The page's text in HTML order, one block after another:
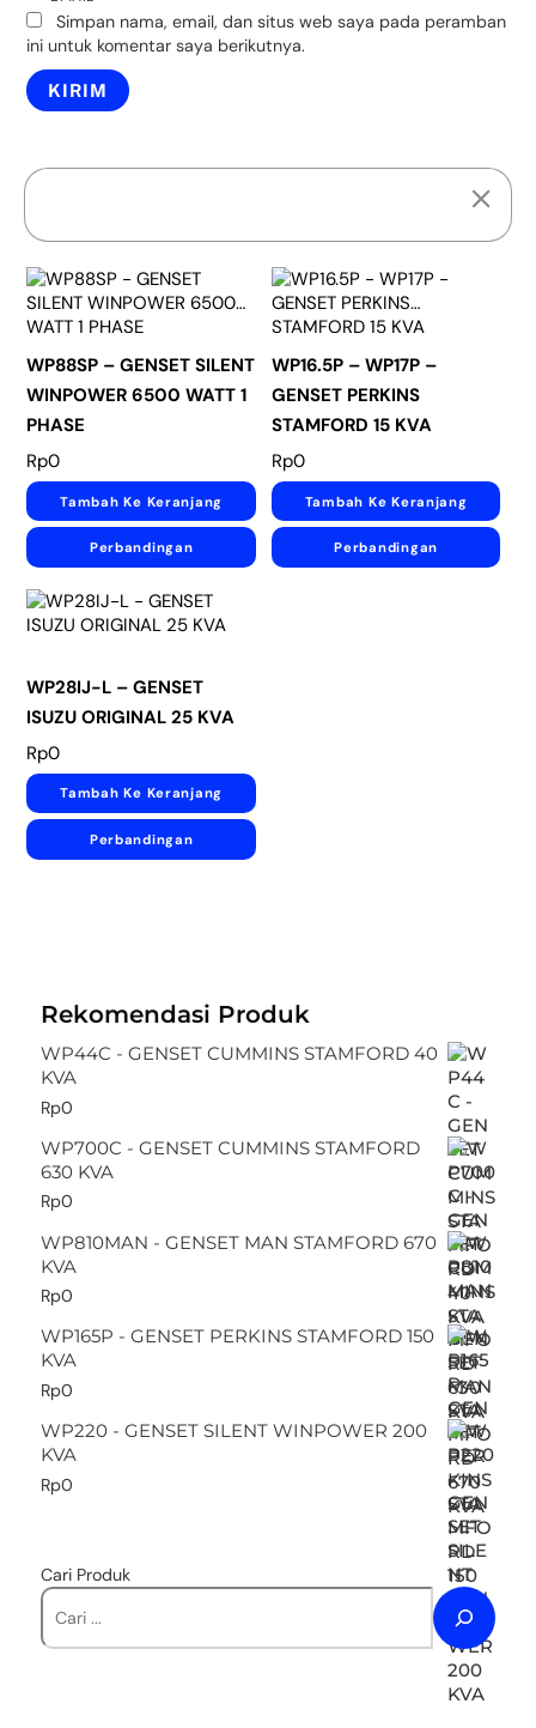
Simpan nama, email, dan situs web saya pada peramban
ini untuk komentar saya berikutnya.
WP88SP – GENSET SILENT
WINPOWER 6500 WATT 1
PHASE
Rp0
Tambah Ke Keranjang
Perbandingan
WP16.5P – WP17P –
GENSET PERKINS
STAMFORD 15 KVA
Rp0
Tambah Ke Keranjang
Perbandingan
WP28IJ-L – GENSET
ISUZU ORIGINAL 25 KVA
Rp0
Tambah Ke Keranjang
Perbandingan
Rekomendasi Produk
WP44C - GENSET CUMMINS STAMFORD 40
KVA
Rp0
WP700C - GENSET CUMMINS STAMFORD
630 KVA
Rp0
WP810MAN - GENSET MAN STAMFORD 670
KVA
Rp0
WP165P - GENSET PERKINS STAMFORD 150
KVA
Rp0
WP220 - GENSET SILENT WINPOWER 200
KVA
Rp0
Cari Produk